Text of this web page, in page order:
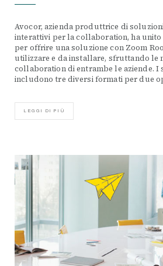
Avocor, azienda produttrice di
interattivi per la collaboration, ha unito
per offrire una soluzione con Zoom
utilizzare e da installare, sfruttando le
collaboration di entrambe le aziende. I
includono tre diversi formati per due
LEGGI DI PIÙ